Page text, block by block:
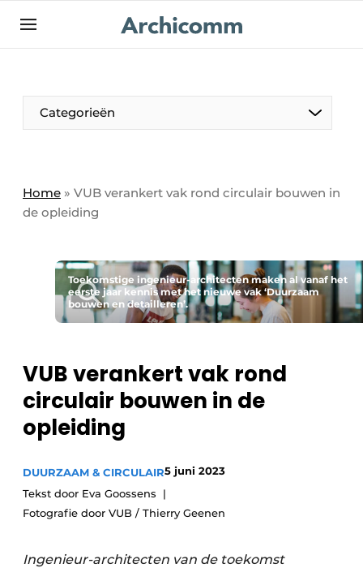
NL be-FR
Categorieën
Home » VUB verankert vak rond circulair bouwen in
de opleiding
Toekomstige ingenieur-architecten maken al vanaf het
eerste jaar kennis met het nieuwe vak ‘Duurzaam
bouwen en detailleren’.
VUB verankert vak rond
circulair bouwen in de
opleiding
DUURZAAM & CIRCULAIR5 juni 2023
Tekst door Eva Goossens
Fotografie door VUB / Thierry Geenen
Ingenieur-architecten van de toekomst